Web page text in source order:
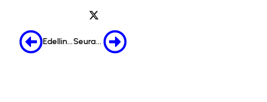
Edellinen Seuraava